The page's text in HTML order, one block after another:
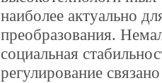
наиболее актуально
преобразования.
социальная
регулирование